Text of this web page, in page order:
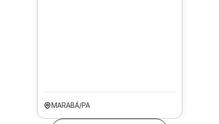
MARABÁ/PA